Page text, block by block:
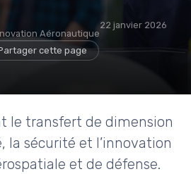
Aéronautique
22 janvier 2026
cette page
le transfert de dimension
la sécurité et l’innovation
et de défense.